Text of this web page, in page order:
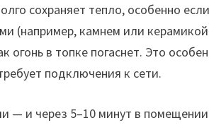
сохраняет тепло, особенно
(например, камнем или
в топке погаснет. Это
подключения к сети.
— и через 5–10 минут в помещении